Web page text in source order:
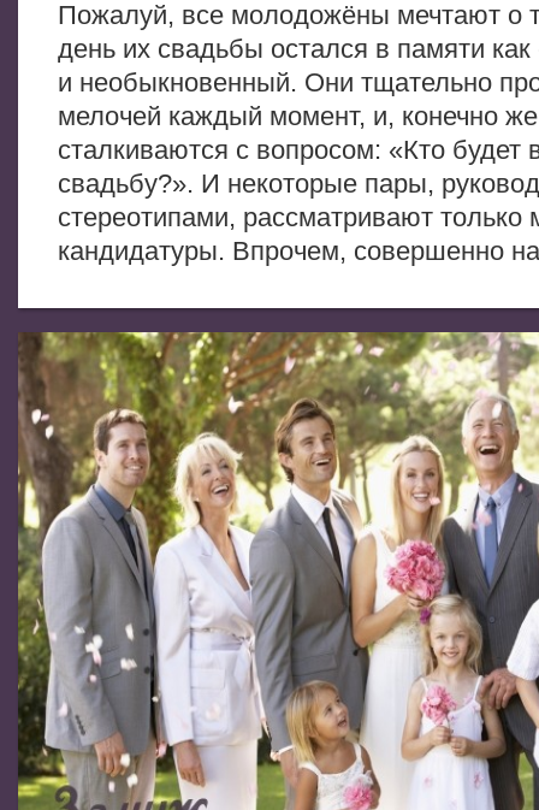
Пожалуй, все молодожёны мечтают о
день их свадьбы остался в памяти
и необыкновенный. Они тщательно
мелочей каждый момент, и, конечно
сталкиваются с вопросом: «Кто будет
свадьбу?». И некоторые пары,
стереотипами, рассматривают только
кандидатуры. Впрочем, совершенно